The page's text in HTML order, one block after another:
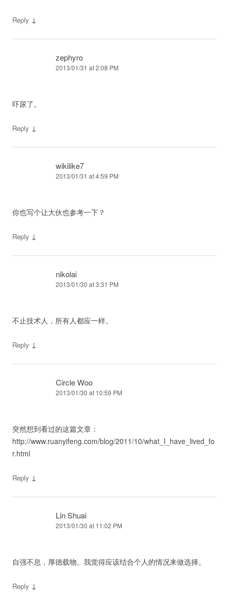
Reply ↓
zephyro
2013/01/31 at 2:08 PM
吓尿了。
Reply ↓
wikilike7
2013/01/31 at 4:59 PM
你也写个让大伙也参考一下？
Reply ↓
nikolai
2013/01/30 at 3:31 PM
不止技术人，所有人都应一样。
Reply ↓
Circle Woo
2013/01/30 at 10:59 PM
突然想到看过的这篇文章：
http://www.ruanyifeng.com/blog/2011/10/what_I_have_lived_fo
r.html
Reply ↓
Lin Shuai
2013/01/30 at 11:02 PM
自强不息，厚德载物。我觉得应该结合个人的情况来做选择。
Reply ↓